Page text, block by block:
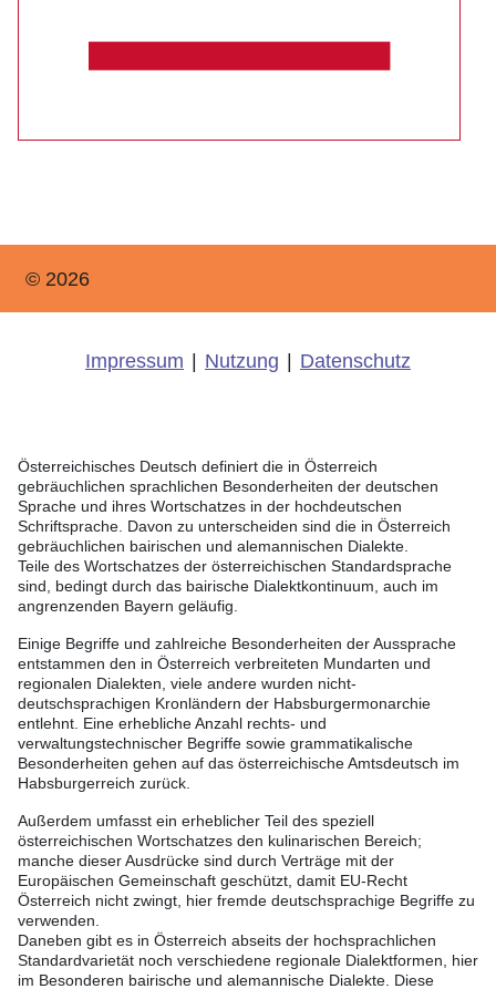
© 2026
Impressum Nutzung Datenschutz
Österreichisches Deutsch definiert die in Österreich
gebräuchlichen sprachlichen Besonderheiten der deutschen
Sprache und ihres Wortschatzes in der hochdeutschen
Schriftsprache. Davon zu unterscheiden sind die in Österreich
gebräuchlichen bairischen und alemannischen Dialekte.
Teile des Wortschatzes der österreichischen Standardsprache
sind, bedingt durch das bairische Dialektkontinuum, auch im
angrenzenden Bayern geläufig.
Einige Begriffe und zahlreiche Besonderheiten der Aussprache
entstammen den in Österreich verbreiteten Mundarten und
regionalen Dialekten, viele andere wurden nicht-
deutschsprachigen Kronländern der Habsburgermonarchie
entlehnt. Eine erhebliche Anzahl rechts- und
verwaltungstechnischer Begriffe sowie grammatikalische
Besonderheiten gehen auf das österreichische Amtsdeutsch im
Habsburgerreich zurück.
Außerdem umfasst ein erheblicher Teil des speziell
österreichischen Wortschatzes den kulinarischen Bereich;
manche dieser Ausdrücke sind durch Verträge mit der
Europäischen Gemeinschaft geschützt, damit EU-Recht
Österreich nicht zwingt, hier fremde deutschsprachige Begriffe zu
verwenden.
Daneben gibt es in Österreich abseits der hochsprachlichen
Standardvarietät noch verschiedene regionale Dialektformen, hier
im Besonderen bairische und alemannische Dialekte. Diese